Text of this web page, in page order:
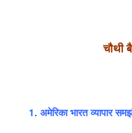
चौथी
1. अमेरिका भारत व्यापार